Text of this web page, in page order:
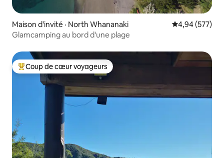
Maison d'invité · North Whananaki Note
4,94 (577)
Glamcamping au bord d'une plage
Coup de cœur voyageurs parmi les plus aimés
Coup de cœur voyageurs